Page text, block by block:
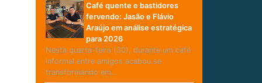
Café quente e bastidores
fervendo: Jasão e Flávio
Araújo em análise estratégica
para 2026
Nesta quarta-feira (30), durante um café
informal entre amigos acabou se
transformando em…